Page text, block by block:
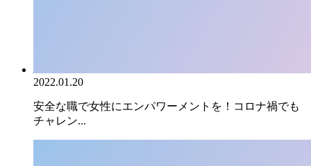
2022.01.20
安全な職で女性にエンパワーメントを！コロナ禍でも
チャレン...